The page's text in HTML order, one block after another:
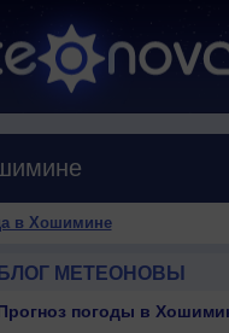
в Хошимине
БЛОГ МЕТЕОНОВЫ
погоды в